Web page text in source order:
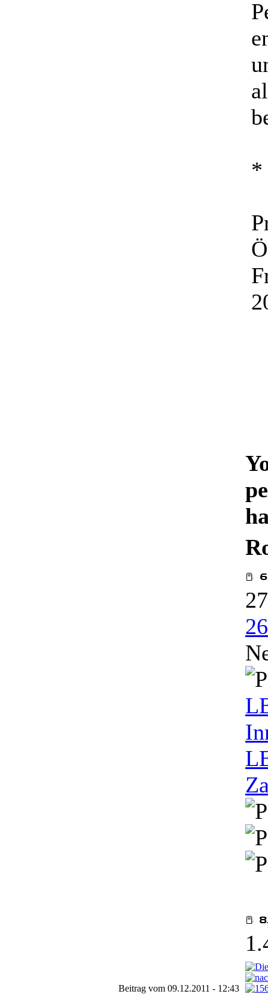
*
Beitrag vom 09.12.2011 - 12:43